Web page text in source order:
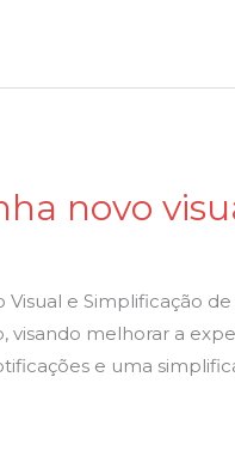
novo
e Simplificação
visando melhorar a
e uma